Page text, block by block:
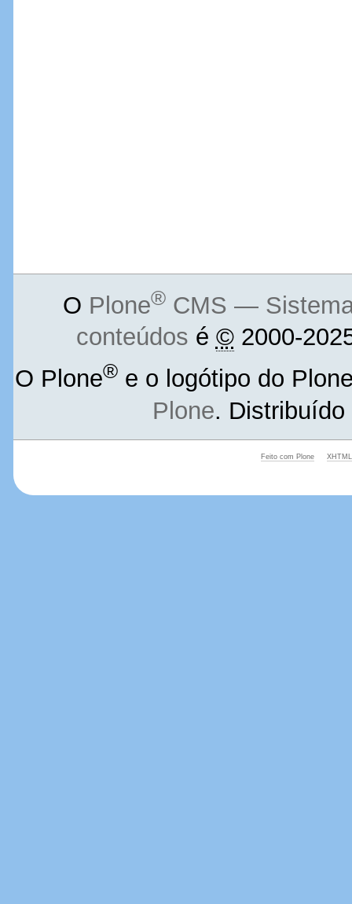
O Plone®CMS — Sistema
conteúdos é ©2000-
O Plone® e o logótipo do
Plone.
Feito com Plone